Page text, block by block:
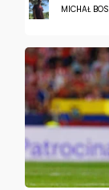
MICHAŁ